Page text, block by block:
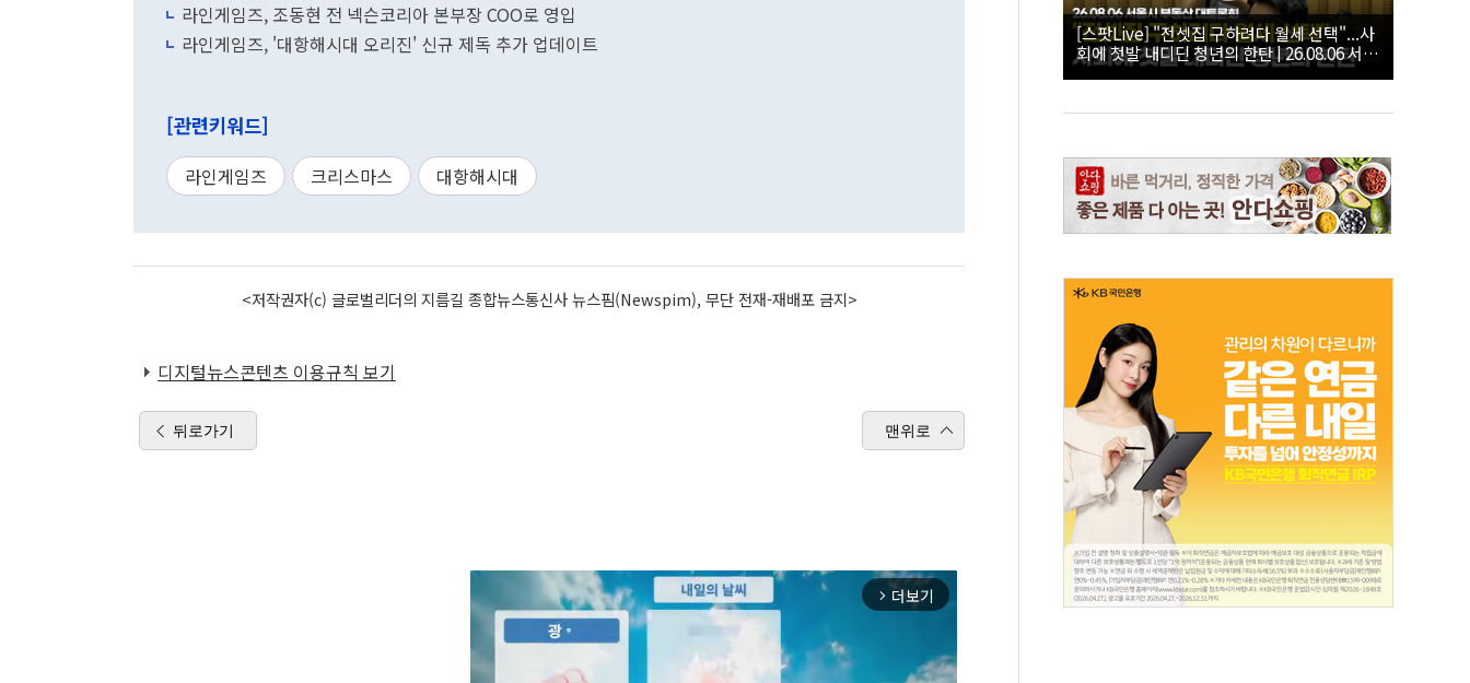
라인게임즈, 조동현 전 넥슨코리아 본부장 COO로 영입
라인게임즈, '대항해시대 오리진' 신규 제독 추가 업데이트
[관련키워드]
라인게임즈 크리스마스 대항해시대
<저작권자(c) 글로벌리더의 지름길 종합뉴스통신사 뉴스핌(Newspim), 무단 전재-재배포 금지>
디지털뉴스콘텐츠 이용규칙 보기
뒤로가기 맨위로
arrow_forward_ios 더보기
[스팟Live] "전셋집 구하려다 월세 선택"...사
회에 첫발 내디딘 청년의 한탄 | 26.08.06 서울
시 부동산 대토론회